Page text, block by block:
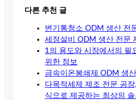
다른 추천 글
변기통청소 ODM 생산 전
세정설비 ODM 생산 전문
1의 용도와 시장에서의 필
위한 정보
금속이온봉쇄제 ODM 생
다목적세제 제조 전문 공
식으로 제공하는 최상의 솔